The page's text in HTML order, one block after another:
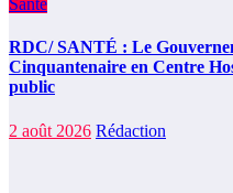
Santé
RDC/ SANTÉ : Le
Cinquantenaire en Centre
public
2 août 2026 Rédaction